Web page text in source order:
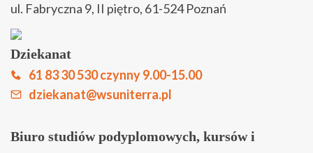
Biuletyn Informacji Publicznej
Kontakt
ul. Fabryczna 9, II piętro, 61-524 Poznań
Dziekanat
61 83 30 530 czynny 9.00-15.00
dziekanat@wsuniterra.pl
Biuro studiów podyplomowych, kursów i